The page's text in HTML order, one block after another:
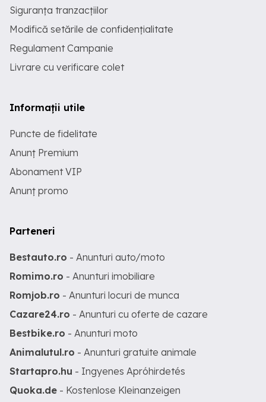
Siguranța tranzacțiilor
Modifică setările de confidențialitate
Regulament Campanie
Livrare cu verificare colet
Informații utile
Puncte de fidelitate
Anunț Premium
Abonament VIP
Anunț promo
Parteneri
Bestauto.ro - Anunturi auto/moto
Romimo.ro - Anunturi imobiliare
Romjob.ro - Anunturi locuri de munca
Cazare24.ro - Anunturi cu oferte de cazare
Bestbike.ro - Anunturi moto
Animalutul.ro - Anunturi gratuite animale
Startapro.hu - Ingyenes Apróhirdetés
Quoka.de - Kostenlose Kleinanzeigen